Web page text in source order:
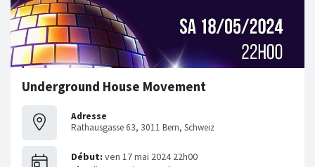
Underground House Movement
Adresse
Rathausgasse 63, 3011 Bern, Schweiz